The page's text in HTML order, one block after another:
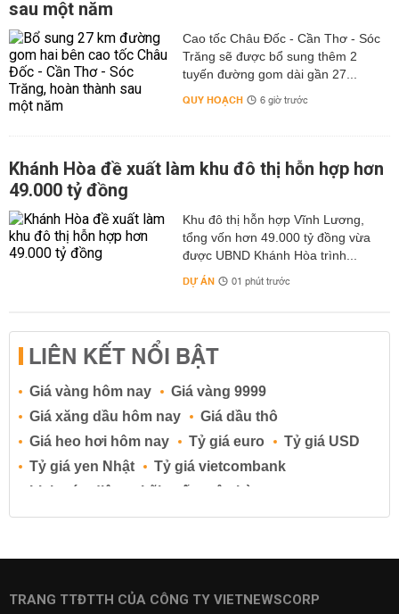
sau một năm
Cao tốc Châu Đốc - Cần Thơ - Sóc
Trăng sẽ được bổ sung thêm 2
tuyến đường gom dài gần 27...
QUY HOẠCH 6 giờ trước
Khánh Hòa đề xuất làm khu đô thị hỗn hợp hơn
49.000 tỷ đồng
Khu đô thị hỗn hợp Vĩnh Lương,
tổng vốn hơn 49.000 tỷ đồng vừa
được UBND Khánh Hòa trình...
DỰ ÁN 01 phút trước
LIÊN KẾT NỔI BẬT
Giá vàng hôm nay
Giá vàng 9999
Giá xăng dầu hôm nay
Giá dầu thô
Giá heo hơi hôm nay
Tỷ giá euro
Tỷ giá USD
Tỷ giá yen Nhật
Tỷ giá vietcombank
Lịch cúp điện
Lãi suất ngân hàng
Lãi suất tiết kiệm
Lãi suất tiền gửi
Lãi suất ngân hàng BIDV
TRANG TTĐTTH CỦA CÔNG TY VIETNEWSCORP